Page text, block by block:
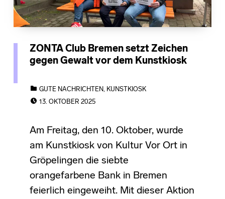
ZONTA Club Bremen setzt Zeichen
gegen Gewalt vor dem Kunstkiosk
GUTE NACHRICHTEN
KUNSTKIOSK
13. OKTOBER 2025
Am Freitag, den 10. Oktober, wurde
am Kunstkiosk von Kultur Vor Ort in
Gröpelingen die siebte
orangefarbene Bank in Bremen
feierlich eingeweiht. Mit dieser Aktion